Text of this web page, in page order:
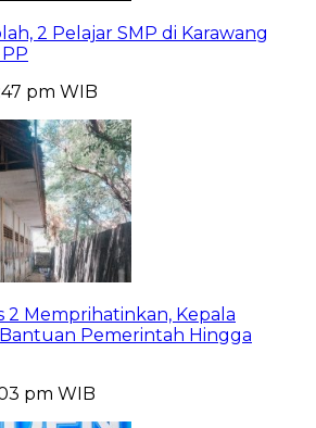
2 Pelajar SMP di Karawang
pm WIB
2 Memprihatinkan, Kepala
Pemerintah Hingga
pm WIB